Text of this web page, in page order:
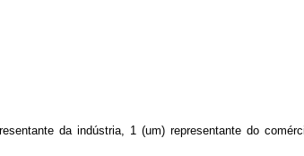
da indústria, 1 (um) representante do